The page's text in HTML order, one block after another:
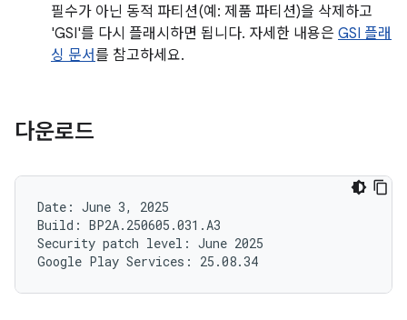
필수가 아닌 동적 파티션(예: 제품 파티션)을 삭제하고
'GSI'를 다시 플래시하면 됩니다. 자세한 내용은 GSI 플래
싱 문서를 참고하세요.
다운로드
Date: June 3, 2025
Build: BP2A.250605.031.A3
Security patch level: June 2025